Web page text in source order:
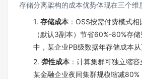
存储分离架构的成本优势体现在三个维
1. 存储成本 ：OSS按需付费模式
（默认3副本）节省60%-80%存
中，某企业PB级数据年存储成本从
2. 弹性成本 ：计算集群可独立缩
某金融企业夜间集群规模缩减80%